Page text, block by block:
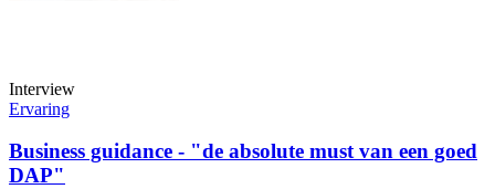
Interview
Ervaring
Business guidance - "de absolute must van een goed
DAP"